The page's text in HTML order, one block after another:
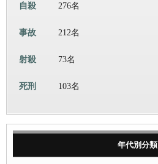
自殺 276名
事故 212名
射殺 73名
死刑 103名
年代別分類